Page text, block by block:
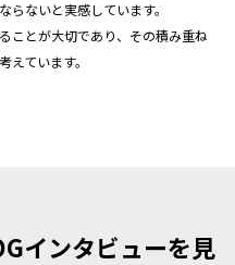
ないと実感しています。
ことが大切であり、その積み重ね
ています。
インタビューを見